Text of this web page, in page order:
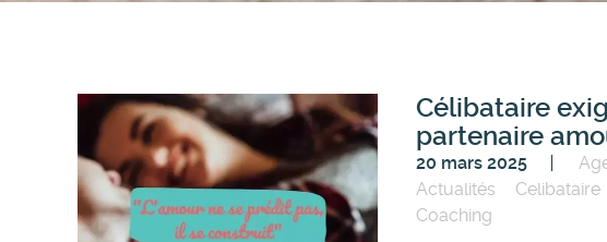
Célibataire
partenaire
20 mars 2025
Actualités
Celibataire
Coaching